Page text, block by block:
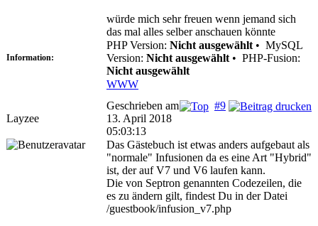
würde mich sehr freuen wenn jemand sich
das mal alles selber anschauen könnte
Information:
PHP Version: Nicht ausgewählt • MySQL
Version: Nicht ausgewählt • PHP-Fusion:
Nicht ausgewählt
WWW
Layzee
#9
Geschrieben am
13. April 2018
05:03:13
Das Gästebuch ist etwas anders aufgebaut als
"normale" Infusionen da es eine Art "Hybrid"
ist, der auf V7 und V6 laufen kann.
Die von Septron genannten Codezeilen, die
es zu ändern gilt, findest Du in der Datei
/guestbook/infusion_v7.php